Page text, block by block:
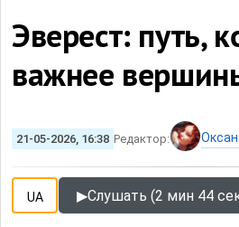
Эверест: путь,
важнее
21-05-2026, 16:38 Редактор:
UA ▶Слушать (2 мин 44